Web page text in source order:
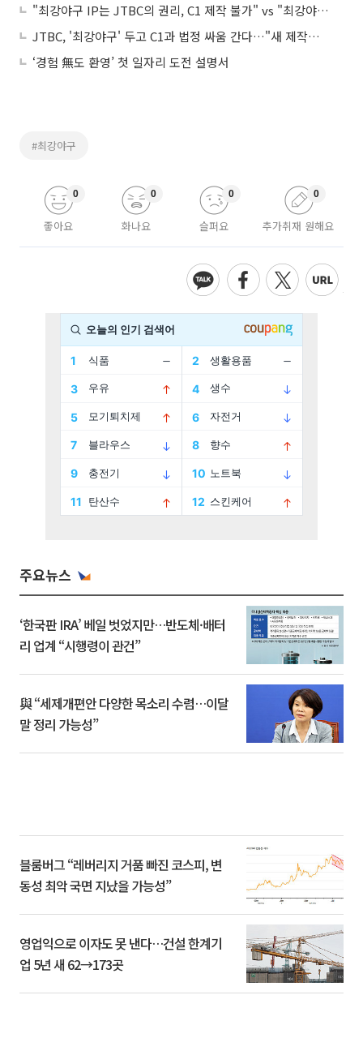
"최강야구 IP는 JTBC의 권리, C1 제작 불가" vs "최강야구 시즌3에 한정된 권리"
JTBC, '최강야구' 두고 C1과 법정 싸움 간다…"새 제작진과 시즌4로 올 것"
‘경험 無도 환영’ 첫 일자리 도전 설명서
#최강야구
좋아요
0
화나요
0
슬퍼요
0
추가취재 원해요
0
주요뉴스
‘한국판 IRA’ 베일 벗었지만…반도체·배터
리 업계 “시행령이 관건”
與 “세제개편안 다양한 목소리 수렴…이달
말 정리 가능성”
블룸버그 “레버리지 거품 빠진 코스피, 변
동성 최악 국면 지났을 가능성”
영업익으로 이자도 못 낸다…건설 한계기
업 5년 새 62→173곳